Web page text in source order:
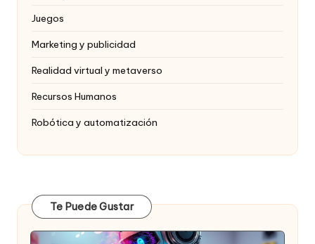
Juegos
Marketing y publicidad
Realidad virtual y metaverso
Recursos Humanos
Robótica y automatización
Te Puede Gustar